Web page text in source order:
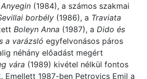
Anyegin (1984), a számos szakmai
borbély (1986), a Traviata
Boleyn Anna (1987), a Dido és
a varázsló egyfelvonásos páros
néhány előadást megért
vára (1989) kivétel nélkül fontos
Emellett 1987-ben Petrovics Emil a